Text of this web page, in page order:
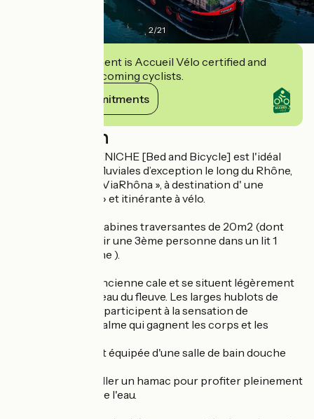
2/21
This establishment is Accueil Vélo certified and
commits to welcoming cyclists.
View its commitments
Description
Le concept LA PENICHE [Bed and Bicycle] est l'idéal
pour des escales fluviales d’exception le long du Rhône,
sur la voie verte « ViaRhôna », à destination d' une
clientèle « escale » et itinérante à vélo.
Elle comprend 5 cabines traversantes de 20m2 (dont
l'une peut accueillir une 3ème personne dans un lit 1
place en mezzanine ).
Elles occupent l'ancienne cale et se situent légèrement
au dessous du niveau du fleuve. Les larges hublots de
chaque côté du lit participent à la sensation de
flottement et de calme qui gagnent les corps et les
Chaque cabine est équipée d'une salle de bain douche
Possibilité d'installer un hamac pour profiter pleinement
des bercements de l'eau.